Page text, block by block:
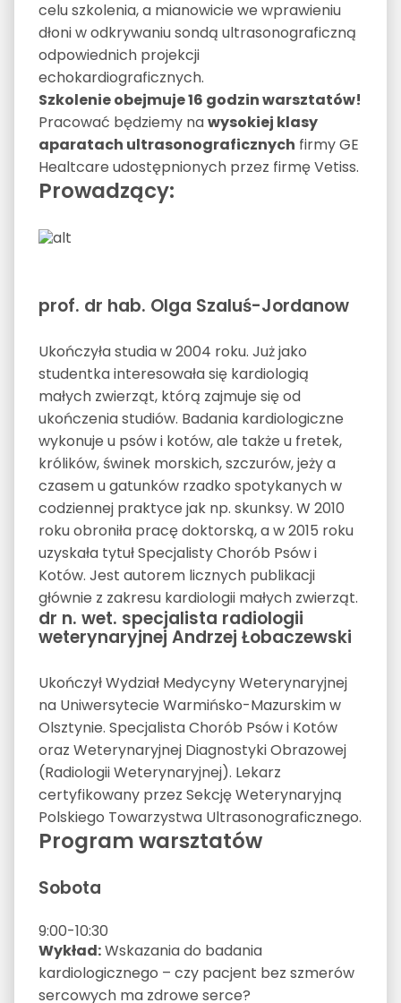
celu szkolenia, a mianowicie we wprawieniu
dłoni w odkrywaniu sondą ultrasonograficzną
odpowiednich projekcji
echokardiograficznych.
Szkolenie obejmuje 16 godzin warsztatów!
Pracować będziemy nawysokiej klasy
aparatach ultrasonograficznych firmy GE
Healtcare udostępnionych przez firmę Vetiss.
Prowadzący:
prof. dr hab. Olga Szaluś-Jordanow
Ukończyła studia w 2004 roku. Już jako
studentka interesowała się kardiologią
małych zwierząt, którą zajmuje się od
ukończenia studiów. Badania kardiologiczne
wykonuje u psów i kotów, ale także u fretek,
królików, świnek morskich, szczurów, jeży a
czasem u gatunków rzadko spotykanych w
codziennej praktyce jak np. skunksy. W 2010
roku obroniła pracę doktorską, a w 2015 roku
uzyskała tytuł Specjalisty Chorób Psów i
Kotów. Jest autorem licznych publikacji
głównie z zakresu kardiologii małych zwierząt.
dr n. wet. specjalista radiologii
weterynaryjnej Andrzej Łobaczewski
Ukończył Wydział Medycyny Weterynaryjnej
na Uniwersytecie Warmińsko-Mazurskim w
Olsztynie. Specjalista Chorób Psów i Kotów
oraz Weterynaryjnej Diagnostyki Obrazowej
(Radiologii Weterynaryjnej). Lekarz
certyfikowany przez Sekcję Weterynaryjną
Polskiego Towarzystwa Ultrasonograficznego.
Program warsztatów
Sobota
9:00-10:30
Wykład:Wskazania do badania
kardiologicznego – czy pacjent bez szmerów
sercowych ma zdrowe serce?